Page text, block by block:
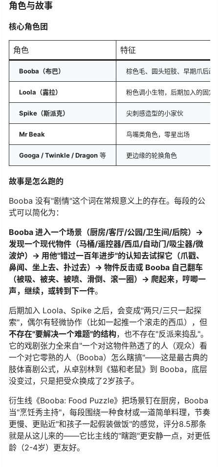
角色与故事
核心角色团
角色 特征
Booba（布巴） 棕色毛、圆头短肢、早期爪后改
Loola（露拉） 粉色调小生物，后期加入的固定
Spike（斯派克） 尖刺感造型的小家伙
Mr Beak 鸟嘴类角色，零星出场
Googa / Twinkle / Dragon ​ 等 更边缘的轮换角色
故事是怎么跑的
Booba 没有"剧情"这个词在常规意义上的存在。每段的公
式可以简化为：
Booba 进入一个场景（厨房/客厅/公园/卫生间/后院）→
发现一个现代物件（马桶/遥控器/西瓜/自动门/吸尘器/微
波炉）→ 用他"错过一百年进步"的认知去试探它（爪戳、
鼻闻、坐上去、扑过去）→ 物件反击或 Booba 自己翻车
（被吸、被夹、被喷、滑倒、滚一圈）→ 爬起来，哼唧一
声，继续，或转到下一件。
后期加入 Loola、Spike 之后，会变成"两只/三只一起探
索"，偶尔有轻微协作（比如一起推一个滚走的西瓜），但
不存在"要解决一个难题"的结构，也不存在"反派来捣乱"。
它的戏剧张力全来自"一个对这物件熟透了的人（观众）看
一个对它零熟的人（Booba）怎么瞎搞"——这是最古典的
肢体喜剧公式，从卓别林到《猫和老鼠》到 Booba，底层
没变过，只是把受众换成了2岁孩子。
衍生线《Booba: Food Puzzle》把场景钉在厨房，Booba
当"烹饪秀主持"，每段围绕一种食材或一道简单料理，节奏
更慢、更贴近"和孩子一起假装做饭"的感觉，评分8.5那条
就是从这儿来的——它比主线的"瞎跑"更安静一点，对更低
龄（2-4岁）更友好。